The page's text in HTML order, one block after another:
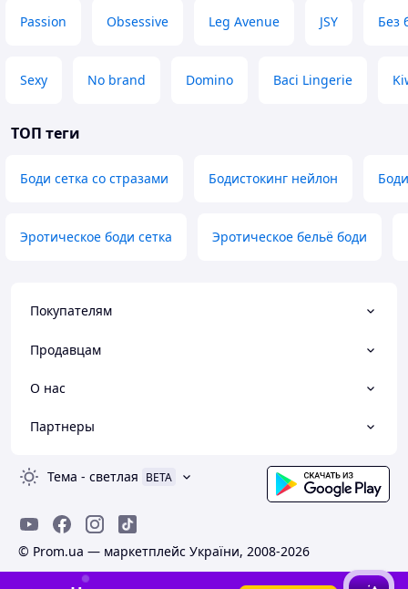
Passion Obsessive Leg Avenue JSY Без
Sexy No brand Domino Baci Lingerie
ТОП теги
Боди сетка со стразами Бодистокинг нейлон
Эротическое боди сетка Эротическое бельё боди
Покупателям
Продавцам
О нас
Партнеры
Тема - светлая BETA
© Prom.ua — маркетплейс України, 2008-2026